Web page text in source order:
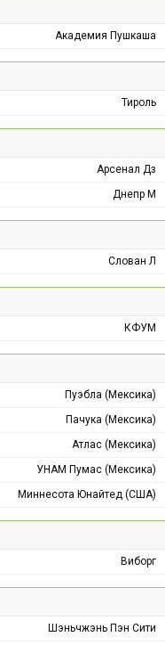
Академия Пушкаша
Тироль
Арсенал Дз
Днепр М
Слован Л
КФУМ
Пуэбла (Мексика)
Пачука (Мексика)
Атлас (Мексика)
УНАМ Пумас (Мексика)
Миннесота Юнайтед (США)
Виборг
Шэньчжэнь Пэн Сити